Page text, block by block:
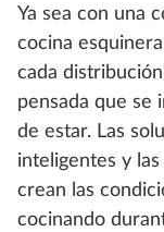
Ya sea con una
cocina
cada
pensada que se
de estar. Las
inteligentes y
crean las
cocinando